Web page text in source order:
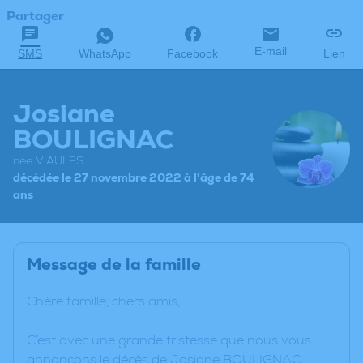
Partager
SMS WhatsApp Facebook E-mail Lien
Josiane
BOULIGNAC
née VIAULES
décédée le 27 novembre 2022 à l'âge de 74
ans
Message de la famille
Chère famille, chers amis,
C’est avec une grande tristesse que nous vous
annonçons le décès de Josiane BOULIGNAC